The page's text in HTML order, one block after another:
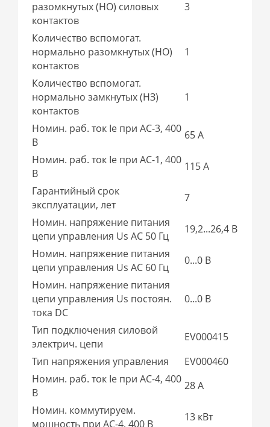
разомкнутых (НО) силовых
контактов
3
Количество вспомогат.
нормально разомкнутых (НО)
контактов
1
Количество вспомогат.
нормально замкнутых (НЗ)
контактов
1
Номин. раб. ток Ie при AC-3, 400
В
65 А
Номин. раб. ток Ie при AC-1, 400
В
115 А
Гарантийный срок
эксплуатации, лет
7
Номин. напряжение питания
цепи управления Us AC 50 Гц
19,2...26,4 В
Номин. напряжение питания
цепи управления Us AC 60 Гц
0...0 В
Номин. напряжение питания
цепи управления Us постоян.
тока DC
0...0 В
Тип подключения силовой
электрич. цепи
EV000415
Тип напряжения управления
EV000460
Номин. раб. ток Ie при AC-4, 400
В
28 А
Номин. коммутируем.
мощность при AC-4, 400 В
13 кВт